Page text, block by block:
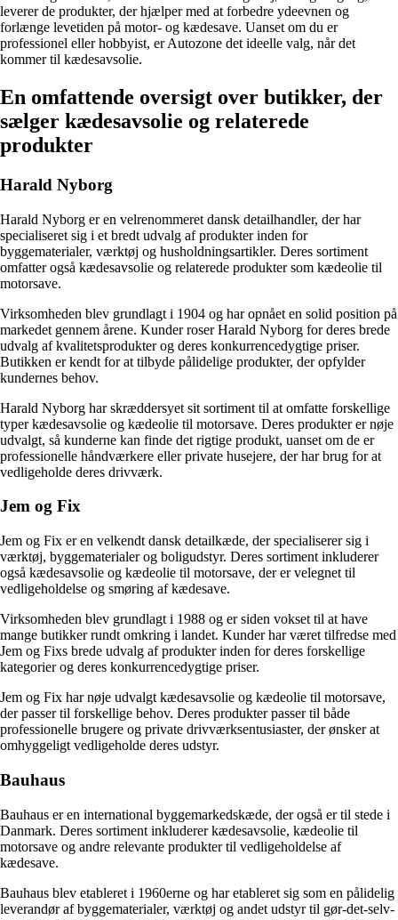
leverer de produkter, der hjælper med at forbedre ydeevnen og
forlænge levetiden på motor- og kædesave. Uanset om du er
professionel eller hobbyist, er Autozone det ideelle valg, når det
kommer til kædesavsolie.
En omfattende oversigt over butikker, der
sælger kædesavsolie og relaterede
produkter
Harald Nyborg
Harald Nyborg er en velrenommeret dansk detailhandler, der har
specialiseret sig i et bredt udvalg af produkter inden for
byggematerialer, værktøj og husholdningsartikler. Deres sortiment
omfatter også kædesavsolie og relaterede produkter som kædeolie til
motorsave.
Virksomheden blev grundlagt i 1904 og har opnået en solid position på
markedet gennem årene. Kunder roser Harald Nyborg for deres brede
udvalg af kvalitetsprodukter og deres konkurrencedygtige priser.
Butikken er kendt for at tilbyde pålidelige produkter, der opfylder
kundernes behov.
Harald Nyborg har skræddersyet sit sortiment til at omfatte forskellige
typer kædesavsolie og kædeolie til motorsave. Deres produkter er nøje
udvalgt, så kunderne kan finde det rigtige produkt, uanset om de er
professionelle håndværkere eller private husejere, der har brug for at
vedligeholde deres drivværk.
Jem og Fix
Jem og Fix er en velkendt dansk detailkæde, der specialiserer sig i
værktøj, byggematerialer og boligudstyr. Deres sortiment inkluderer
også kædesavsolie og kædeolie til motorsave, der er velegnet til
vedligeholdelse og smøring af kædesave.
Virksomheden blev grundlagt i 1988 og er siden vokset til at have
mange butikker rundt omkring i landet. Kunder har været tilfredse med
Jem og Fixs brede udvalg af produkter inden for deres forskellige
kategorier og deres konkurrencedygtige priser.
Jem og Fix har nøje udvalgt kædesavsolie og kædeolie til motorsave,
der passer til forskellige behov. Deres produkter passer til både
professionelle brugere og private drivværksentusiaster, der ønsker at
omhyggeligt vedligeholde deres udstyr.
Bauhaus
Bauhaus er en international byggemarkedskæde, der også er til stede i
Danmark. Deres sortiment inkluderer kædesavsolie, kædeolie til
motorsave og andre relevante produkter til vedligeholdelse af
kædesave.
Bauhaus blev etableret i 1960erne og har etableret sig som en pålidelig
leverandør af byggematerialer, værktøj og andet udstyr til gør-det-selv-